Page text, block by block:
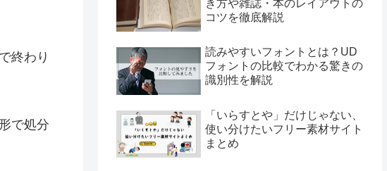
終わり
で処分
き方や雑誌・本のレイアウトの
コツを徹底解説
読みやすいフォントとは？UD
フォントの比較でわかる驚きの
識別性を解説
「いらすとや」だけじゃない、
使い分けたいフリー素材サイト
まとめ